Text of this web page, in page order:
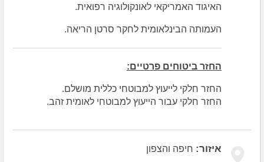
האיגוד האמריקאי לאונקולוגיה רפואית.
העמותה הבינלאומית לחקר סרטן הריאה.
החזר ביטוחים פרטיים:
החזר חלקי לייעוץ למבוטחי כללית מושלם.
החזר חלקי עבור הייעוץ למבוטחי לאומית זהב.
איזור: חיפה והצפון